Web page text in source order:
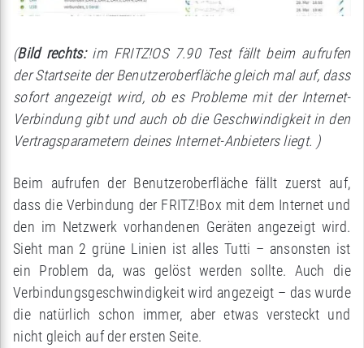
(Bild rechts:im FRITZ!OS 7.90 Test fällt beim aufrufen
der Startseite der Benutzeroberfläche gleich mal auf, dass
sofort angezeigt wird, ob es Probleme mit der Internet-
Verbindung gibt und auch ob die Geschwindigkeit in den
Vertragsparametern deines Internet-Anbieters liegt. )
Beim aufrufen der Benutzeroberfläche fällt zuerst auf,
dass die Verbindung der FRITZ!Box mit dem Internet und
den im Netzwerk vorhandenen Geräten angezeigt wird.
Sieht man 2 grüne Linien ist alles Tutti – ansonsten ist
ein Problem da, was gelöst werden sollte. Auch die
Verbindungsgeschwindigkeit wird angezeigt – das wurde
die natürlich schon immer, aber etwas versteckt und
nicht gleich auf der ersten Seite.